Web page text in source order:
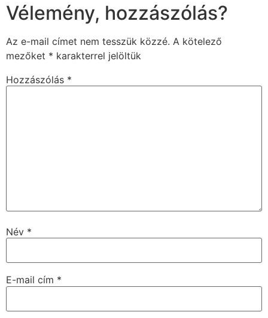
Vélemény, hozzászólás?
Az e-mail címet nem tesszük közzé. A kötelező
mezőket * karakterrel jelöltük
Hozzászólás *
Név *
E-mail cím *